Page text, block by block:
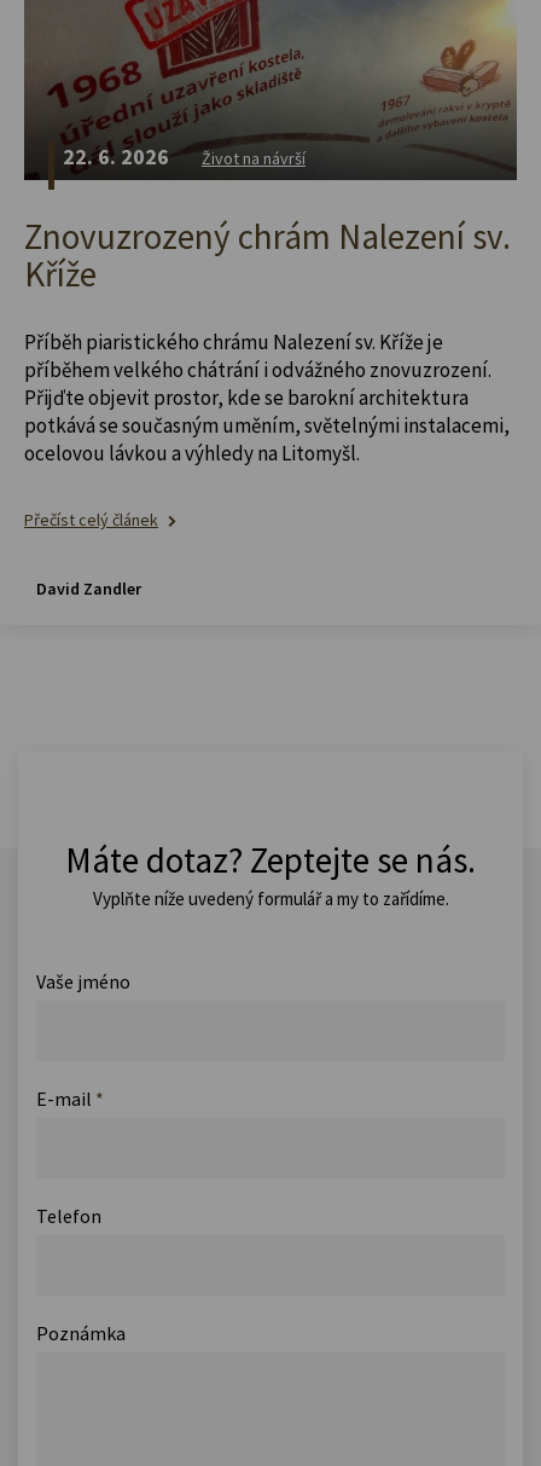
22. 6. 2026 Život na návrší
Znovuzrozený chrám Nalezení sv.
Kříže
Příběh piaristického chrámu Nalezení sv. Kříže je
příběhem velkého chátrání i odvážného znovuzrození.
Přijďte objevit prostor, kde se barokní architektura
potkává se současným uměním, světelnými instalacemi,
ocelovou lávkou a výhledy na Litomyšl.
Přečíst celý článek
David Zandler
Máte dotaz? Zeptejte se nás.
Vyplňte níže uvedený formulář a my to zařídíme.
Vaše jméno
E-mail *
Telefon
Poznámka